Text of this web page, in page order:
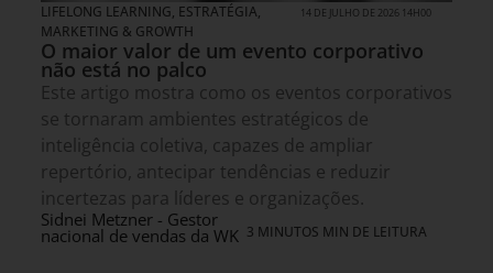
LIFELONG LEARNING, ESTRATÉGIA,
MARKETING & GROWTH
14 DE JULHO DE 2026 14H00
O maior valor de um evento corporativo
não está no palco
Este artigo mostra como os eventos corporativos
se tornaram ambientes estratégicos de
inteligência coletiva, capazes de ampliar
repertório, antecipar tendências e reduzir
incertezas para líderes e organizações.
Sidnei Metzner - Gestor
nacional de vendas da WK 3 MINUTOS MIN DE LEITURA